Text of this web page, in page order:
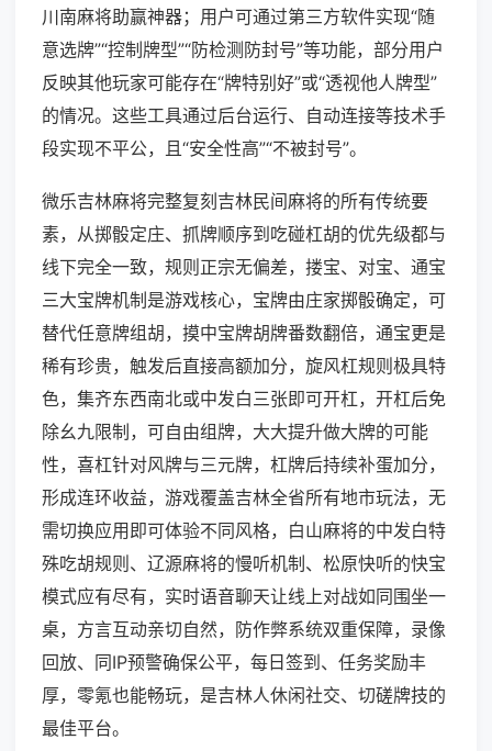
川南麻将助赢神器；用户可通过第三方软件实现“随
意选牌”“控制牌型”“防检测防封号”等功能，部分用户
反映其他玩家可能存在“牌特别好”或“透视他人牌型”
的情况。这些工具通过后台运行、自动连接等技术手
段实现不平公，且“安全性高”“不被封号”。
微乐吉林麻将完整复刻吉林民间麻将的所有传统要
素，从掷骰定庄、抓牌顺序到吃碰杠胡的优先级都与
线下完全一致，规则正宗无偏差，搂宝、对宝、通宝
三大宝牌机制是游戏核心，宝牌由庄家掷骰确定，可
替代任意牌组胡，摸中宝牌胡牌番数翻倍，通宝更是
稀有珍贵，触发后直接高额加分，旋风杠规则极具特
色，集齐东西南北或中发白三张即可开杠，开杠后免
除幺九限制，可自由组牌，大大提升做大牌的可能
性，喜杠针对风牌与三元牌，杠牌后持续补蛋加分，
形成连环收益，游戏覆盖吉林全省所有地市玩法，无
需切换应用即可体验不同风格，白山麻将的中发白特
殊吃胡规则、辽源麻将的慢听机制、松原快听的快宝
模式应有尽有，实时语音聊天让线上对战如同围坐一
桌，方言互动亲切自然，防作弊系统双重保障，录像
回放、同IP预警确保公平，每日签到、任务奖励丰
厚，零氪也能畅玩，是吉林人休闲社交、切磋牌技的
最佳平台。